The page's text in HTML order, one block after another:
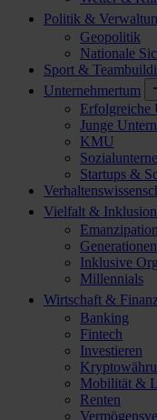
Politik &
Geopolitik
Nationale
Sport &
Unternehmertum
Erfolgreiche
Junge
KMU
Startups &
Vielfalt & Inklusion
Emanzipation
Generationen
Inklusive
Millennials
Wirtschaft &
Banking
Fintech
Investieren
Mobilität &
Renten